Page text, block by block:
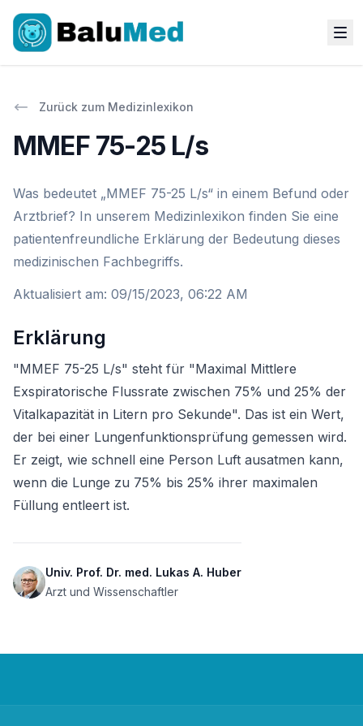
Zurück zum Medizinlexikon
MMEF 75-25 L/s
Was bedeutet „MMEF 75-25 L/s“ in einem Befund oder
Arztbrief? In unserem Medizinlexikon finden Sie eine
patientenfreundliche Erklärung der Bedeutung dieses
medizinischen Fachbegriffs.
Aktualisiert am: 09/15/2023, 06:22 AM
Erklärung
"MMEF 75-25 L/s" steht für "Maximal Mittlere
Exspiratorische Flussrate zwischen 75% und 25% der
Vitalkapazität in Litern pro Sekunde". Das ist ein Wert,
der bei einer Lungenfunktionsprüfung gemessen wird.
Er zeigt, wie schnell eine Person Luft ausatmen kann,
wenn die Lunge zu 75% bis 25% ihrer maximalen
Füllung entleert ist.
Univ. Prof. Dr. med. Lukas A. Huber
Arzt und Wissenschaftler